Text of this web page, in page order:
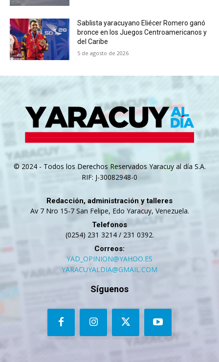
Sablista yaracuyano Eliécer Romero ganó
bronce en los Juegos Centroamericanos y
del Caribe
5 de agosto de 2026
© 2024 - Todos los Derechos Reservados Yaracuy al día S.A.
RIF: J-30082948-0
Redacción, administración y talleres
Av 7 Nro 15-7 San Felipe, Edo Yaracuy, Venezuela.
Telefonos
(0254) 231 3214 / 231 0392.
Correos:
YAD_OPINION@YAHOO.ES
YARACUYALDIA@GMAIL.COM
Síguenos